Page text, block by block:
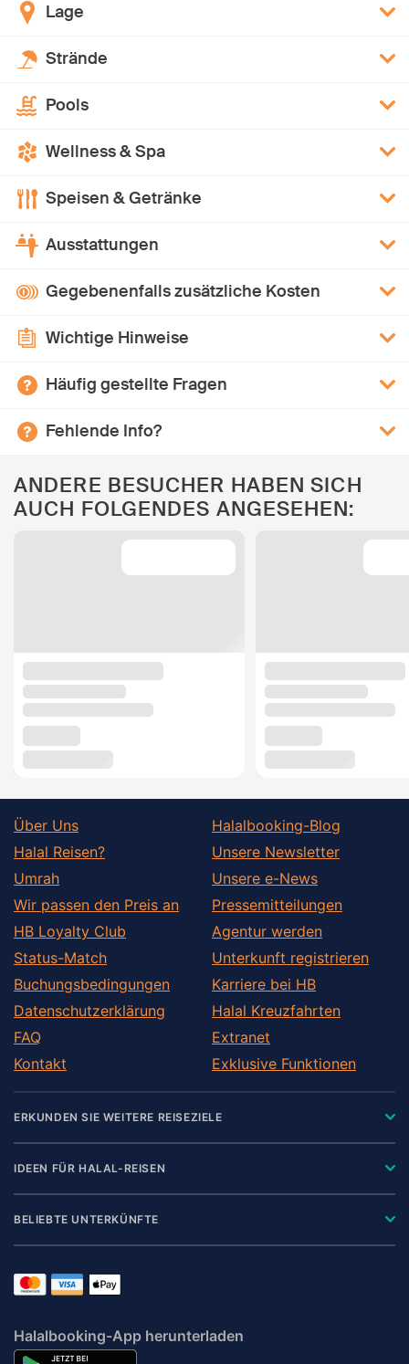
Lage
Strände
Pools
Wellness & Spa
Speisen & Getränke
Ausstattungen
Gegebenenfalls zusätzliche Kosten
Wichtige Hinweise
Häufig gestellte Fragen
Fehlende Info?
ANDERE BESUCHER HABEN SICH
AUCH FOLGENDES ANGESEHEN:
Über Uns
Halal Reisen?
Umrah
Wir passen den Preis an
HB Loyalty Club
Status-Match
Buchungsbedingungen
Datenschutzerklärung
FAQ
Kontakt
Halalbooking-Blog
Unsere Newsletter
Unsere e-News
Pressemitteilungen
Agentur werden
Unterkunft registrieren
Karriere bei HB
Halal Kreuzfahrten
Extranet
Exklusive Funktionen
ERKUNDEN SIE WEITERE REISEZIELE
IDEEN FÜR HALAL-REISEN
BELIEBTE UNTERKÜNFTE
Halalbooking-App herunterladen